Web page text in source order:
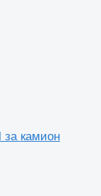
за камион